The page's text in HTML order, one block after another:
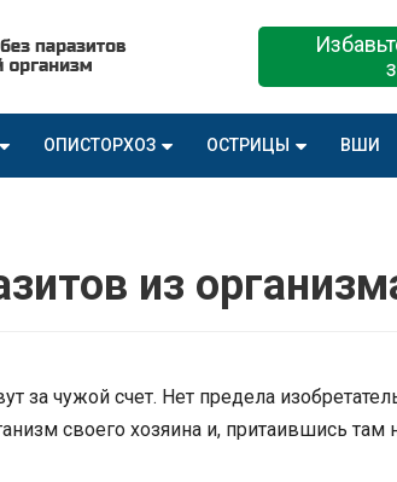
ОПИСТОРХОЗ ОСТРИЦЫ ВШИ
из
за чужой счет. Нет предела
своего хозяина и, притаившись там